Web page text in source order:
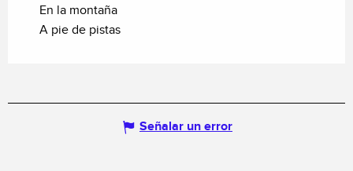
En la montaña
A pie de pistas
Señalar un error